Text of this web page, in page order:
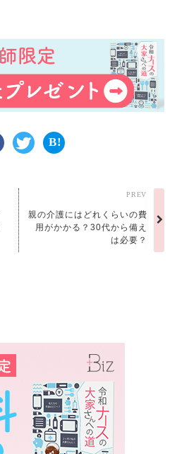
PREV
親の介護にはどれくらいの費
用がかかる？30代から備え
は必要？